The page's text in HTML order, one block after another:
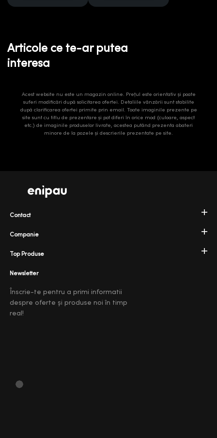
Articole ce te-ar putea
interesa
Acest website nu este un magazin online. Prețul este orientativ și poate
suferi modificări după solicitarea ofertei. Detaliile vânzării sunt stabilite
după clarificarea ofertei primite prin email. Toate imaginile prezente pe
site sunt cu titlu de prezentare și pot diferi în orice mod (culoare, aspect
etc.) de imaginile produselor livrate, acestea putând prezenta abateri
minore de la pozele și descrierile prezentate pe site.
Companie
Top Produse
Contact
Newsletter
Înscrie-te pentru a primi informatii
despre oferte și produse noi în timp
real!